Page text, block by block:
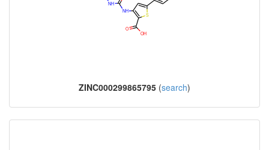
ZINC000299865795 (search)